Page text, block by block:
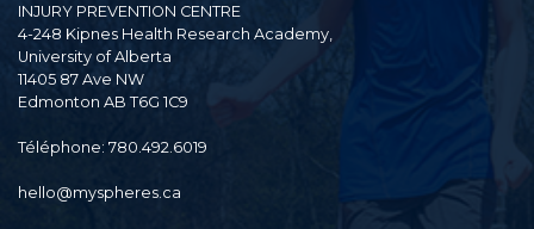
INJURY PREVENTION CENTRE
4-248 Kipnes Health Research Academy,
University of Alberta
11405 87 Ave NW
Edmonton AB T6G 1C9
Téléphone: 780.492.6019
hello@myspheres.ca